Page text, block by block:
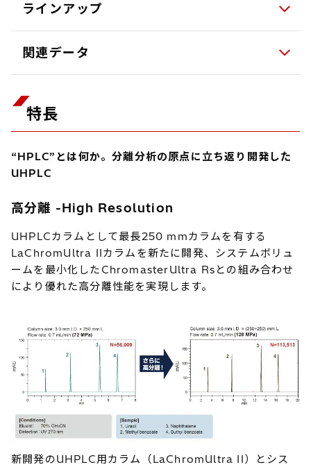
ラインアップ
関連データ
特長
“HPLC”とは何か。分離分析の原点に立ち返り開発した
UHPLC
高分離 -High Resolution
UHPLCカラムとして最長250 mmカラムを有する
LaChromUltra IIカラムを新たに開発、システムボリュ
ームを最小化したChromasterUltra Rsとの組み合わせ
により優れた高分離性能を実現します。
新開発のUHPLC用カラム（LaChromUltra II）とシス